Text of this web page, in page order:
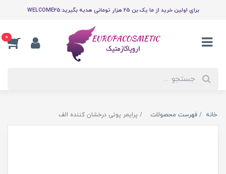
برای اولین خرید از ما یک بن 25 هزار تومانی هدیه بگیرید:WELCOME25
0
خانه فهرست محصولات پرایمر پوتی درخشان کننده الف